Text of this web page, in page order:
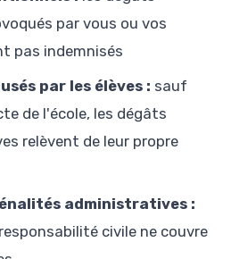
par vous ou vos
pas indemnisés
par les élèves : sauf
de l'école, les dégâts
relèvent de leur propre
administratives :
civile ne couvre